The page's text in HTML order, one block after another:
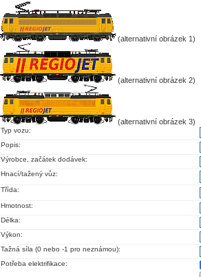
(alternativní obrázek 1)
(alternativní obrázek 2)
(alternativní obrázek 3)
Typ vozu:
Popis:
Výrobce, začátek dodávek:
Hnací/tažený vůz:
Třída:
Hmotnost:
Délka:
Výkon:
Tažná síla (0 nebo -1 pro neznámou):
Potřeba elektrifikace: